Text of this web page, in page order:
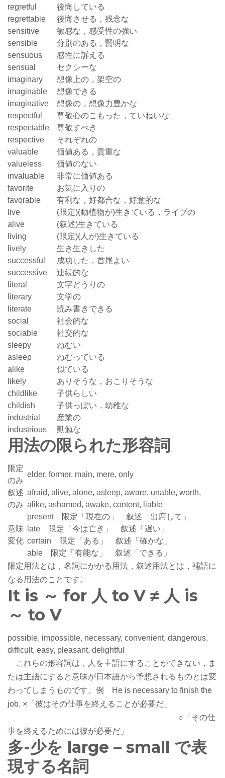
regretful
後悔している
regrettable
後悔させる，残念な
sensitive
敏感な，感受性の強い
sensible
分別のある，賢明な
sensuous
感性に訴える
sensual
セクシーな
imaginary
想像上の，架空の
imaginable
想像できる
imaginative
想像の，想像力豊かな
respectful
尊敬心のこもった，ていねいな
respectable
尊敬すべき
respective
それぞれの
valuable
価値ある，貴重な
valueless
価値のない
invaluable
非常に価値ある
favorite
お気に入りの
favorable
有利な，好都合な，好意的な
live
(限定)(動植物が)生きている，ライブの
alive
(叙述)生きている
living
(限定)(人が)生きている
lively
生き生きした
successful
成功した，首尾よい
successive
連続的な
literal
文字どうりの
literary
文学の
literate
読み書きできる
social
社会的な
sociable
社交的な
sleepy
ねむい
asleep
ねむっている
alike
似ている
likely
ありそうな，おこりそうな
childlike
子供らしい
childish
子供っぽい，幼稚な
industrial
産業の
industrious
勤勉な
用法の限られた形容詞
限定
のみ
elder, former, main, mere, only
叙述
のみ
afraid, alive, alone, asleep, aware, unable, worth,
alike, ashamed, awake, content, liable
意味
変化
present 限定「現在の」 叙述「出席して」
late 限定「今は亡き」 叙述「遅い」
certain 限定「ある」 叙述「確かな」
able 限定「有能な」 叙述「できる」
限定用法とは，名詞にかかる用法，叙述用法とは，補語に
なる用法のことです。
It is ～ for 人 to V ≠ 人 is
～ to V
possible, impossible, necessary, convenient, dangerous,
difficult, easy, pleasant, delightful
これらの形容詞は，人を主語にすることができない，ま
たは主語にすると意味が日本語から予想されるものとは変
わってしまうものです。例 He is necessary to finish the
job. ×「彼はその仕事を終えることが必要だ」
○「その仕
事を終えるためには彼が必要だ」
多-少を large – small で表
現する名詞